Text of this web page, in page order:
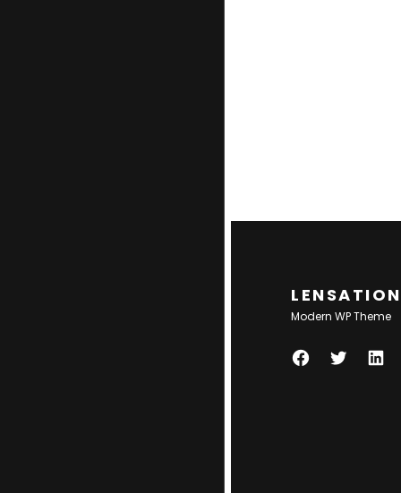
LENSATION
Modern WP Theme
F
T
L